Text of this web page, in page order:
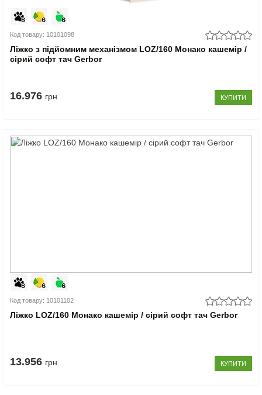
Код товару: 10101098
Ліжко з підйомним механізмом LOZ/160 Монако кашемір /
сірий софт тач Gerbor
16.976 грн КУПИТИ
Код товару: 10101102
Ліжко LOZ/160 Монако кашемір / сірий софт тач Gerbor
13.956 грн КУПИТИ